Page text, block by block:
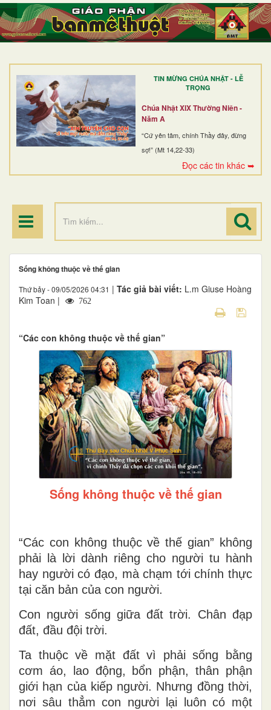
TIN MỪNG CHÚA NHẬT - LỄ
TRỌNG
Chúa Nhật XIX Thường Niên -
Năm A
“Cứ yên tâm, chính Thầy đây, đừng
sợ!” (Mt 14,22-33)
Đọc các tin khác ➥
TRANG NHẤT
GIỚI THIỆU
DÒNG TU
BAN MỤC VỤ
ĐOÀN THỂ CG
ĐIỂM HÀNH HƯƠNG
Sống không thuộc về thế gian
Thứ bảy - 09/05/2026 04:31 | Tác giả bài viết: L.m Giuse Hoàng
Kim Toan |
762
“Các con không thuộc về thế gian”
Sống không thuộc về thế gian
“Các con không thuộc về thế gian” không
phải là lời dành riêng cho người tu hành
hay người có đạo, mà chạm tới chính thực
tại căn bản của con người.
Con người sống giữa đất trời. Chân đạp
đất, đầu đội trời.
Ta thuộc về mặt đất vì phải sống bằng
cơm áo, lao động, bổn phận, thân phận
giới hạn của kiếp người. Nhưng đồng thời,
nơi sâu thẳm con người lại luôn có một